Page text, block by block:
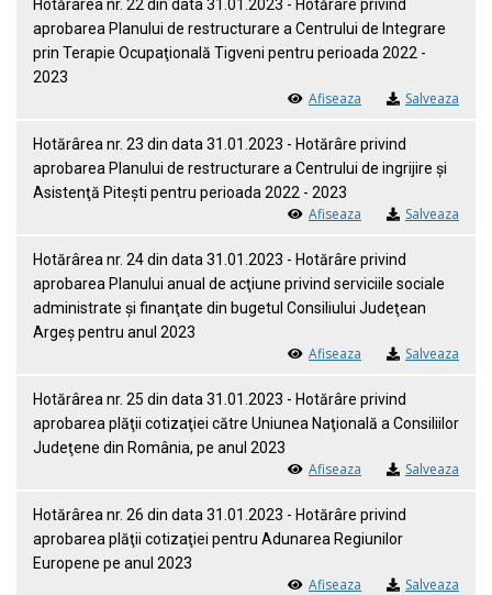
Hotărârea nr. 22 din data 31.01.2023 - Hotărâre privind
aprobarea Planului de restructurare a Centrului de Integrare
prin Terapie Ocupaţională Tigveni pentru perioada 2022 -
2023
Afiseaza Salveaza
Hotărârea nr. 23 din data 31.01.2023 - Hotărâre privind
aprobarea Planului de restructurare a Centrului de ingrijire şi
Asistenţă Piteşti pentru perioada 2022 - 2023
Afiseaza Salveaza
Hotărârea nr. 24 din data 31.01.2023 - Hotărâre privind
aprobarea Planului anual de acţiune privind serviciile sociale
administrate şi finanţate din bugetul Consiliului Judeţean
Argeş pentru anul 2023
Afiseaza Salveaza
Hotărârea nr. 25 din data 31.01.2023 - Hotărâre privind
aprobarea plăţii cotizaţiei către Uniunea Naţională a Consiliilor
Judeţene din România, pe anul 2023
Afiseaza Salveaza
Hotărârea nr. 26 din data 31.01.2023 - Hotărâre privind
aprobarea plăţii cotizaţiei pentru Adunarea Regiunilor
Europene pe anul 2023
Afiseaza Salveaza